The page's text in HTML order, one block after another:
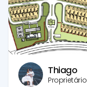
Thiago
Proprietário